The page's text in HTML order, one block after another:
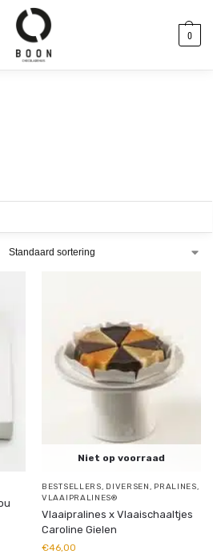
0
Niet op voorraad
BESTSELLERS, DIVERSEN, PRALINES,
VLAAIPRALINES®
Vlaaipralines x Vlaaischaaltjes
Caroline Gielen
€46,00